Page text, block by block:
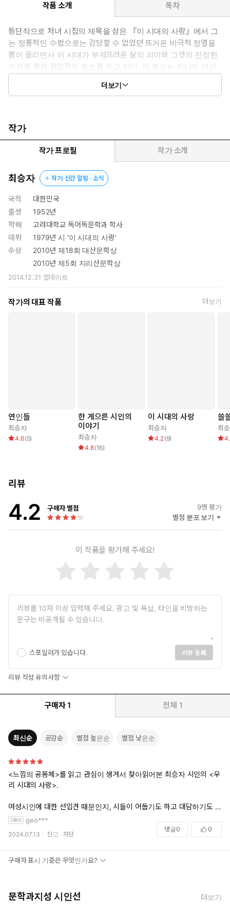
작품 소개 목차
등단작으로 처녀 시집의 제목을 삼은 『이 시대의 사랑』에서 그
는 정통적인 수법으로는 감당할 수 없었던 뜨거운 비극적 정열을
뿜어 올리면서 이 시대가 부숴뜨려온 삶의 의미와 그것의 진정한
가치를 향해 절망적인 호소를 하고 있다. 이 호소는 하나의 여성
이기에 앞서 인간으로서의 사랑과 자유로움을 위한 언어적 결단
더보기
작가
작가 프로필 작가 소개
최승자 작가 신간 알림 · 소식
국적
대한민국
출생
1952년
학력
고려대학교 독어독문학과 학사
데뷔
1979년 시 '이 시대의 사랑'
수상
2010년 제18회 대산문학상
2010년 제5회 지리산문학상
2014.12.31 업데이트
작가의 대표 작품 더보기
연인들
최승자
4.6(5)
한 게으른 시인의
이야기
최승자
4.8(16)
이 시대의 사랑
최승자
4.2(9)
쓸
최
리뷰
4.2 구매자 별점 9명 평가
별점 분포 보기
이 작품을 평가해 주세요!
스포일러가 있습니다. 리뷰 등록
리뷰 작성 유의사항
구매자 1 전체 1
최신순 공감순 별점 높은순 별점 낮은순
<느낌의 공동체>를 읽고 관심이 생겨서 찾아읽어본 최승자 시인의 <우
리 시대의 사랑>.
여성시인에 대한 선입견 때문인지, 시들이 어둡기도 하고 대담하기도 하
고. 드러내놓기 쉽지않은 말투와 언어로 속에 있는 무거운 것들을 훅 집어
서 내놓는다는 느낌이다. 산뜻하지도 품위있어 보이지는 않지만, 몹시 처
절하고 절박한 사랑에 자신을 던지는. 용감하지만 비루한 여자의 모습이
보이는 듯 해서 가슴아프기도. 특히 ‘청파동을 기억하는가’ 읽고 소름이
돋았다.
게 흥미로운 시인들을 만날 때마다 ‘식욕’같은 ‘시욕’이 생긴다.
geo***
2024.07.13 신고 차단
댓글0 0
구매자 표시 기준은 무엇인가요?
문학과지성 시인선 더보기